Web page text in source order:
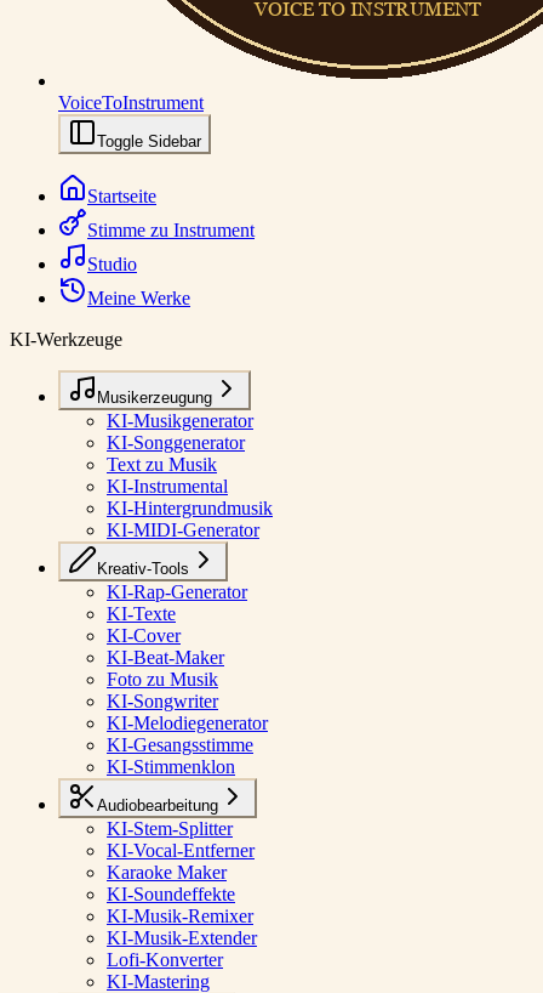
VoiceToInstrument
Toggle Sidebar
Startseite
Stimme zu Instrument
Studio
Meine Werke
KI-Werkzeuge
Musikerzeugung
KI-Musikgenerator
KI-Songgenerator
Text zu Musik
KI-Instrumental
KI-Hintergrundmusik
KI-MIDI-Generator
Kreativ-Tools
KI-Rap-Generator
KI-Texte
KI-Cover
KI-Beat-Maker
Foto zu Musik
KI-Songwriter
KI-Melodiegenerator
KI-Gesangsstimme
KI-Stimmenklon
Audiobearbeitung
KI-Stem-Splitter
KI-Vocal-Entferner
Karaoke Maker
KI-Soundeffekte
KI-Musik-Remixer
KI-Musik-Extender
Lofi-Konverter
KI-Mastering